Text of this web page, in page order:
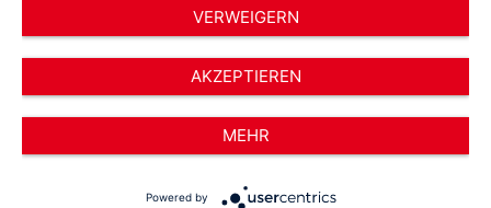
© 2026 AWO Düsseldorf – Arbeiterwohlfahrt e.V.
VERWEIGERN
AKZEPTIEREN
MEHR
Powered by